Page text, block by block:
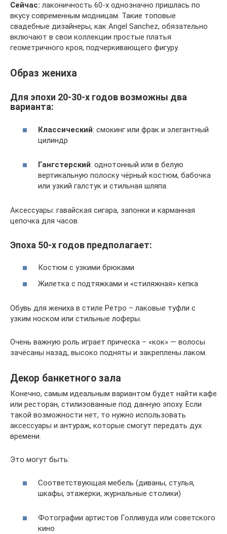
Сейчас: лаконичность 60-х однозначно пришлась по
вкусу современным модницам. Такие топовые
свадебные дизайнеры, как Angel Sanchez, обязательно
включают в свои коллекции простые платья
геометричного кроя, подчеркивающего фигуру.
Образ жениха
Для эпохи 20-30-х годов возможны два
варианта:
Классический: смокинг или фрак и элегантный
цилиндр
Гангстерский: однотонный или в белую
вертикальную полоску чёрный костюм, бабочка
или узкий галстук и стильная шляпа.
Аксессуары: гавайская сигара, запонки и карманная
цепочка для часов.
Эпоха 50-х годов предполагает:
Костюм с узкими брюками
Жилетка с подтяжками и «стиляжная» кепка
Обувь для жениха в стиле Ретро – лаковые туфли с
узким носком или стильные лоферы.
Очень важную роль играет прическа – «кок» — волосы
зачёсаны назад, высоко подняты и закреплены лаком.
Декор банкетного зала
Конечно, самым идеальным вариантом будет найти кафе
или ресторан, стилизованные под данную эпоху. Если
такой возможности нет, то нужно использовать
аксессуары и антураж, которые смогут передать дух
времени.
Это могут быть:
Соответствующая мебель (диваны, стулья,
шкафы, этажерки, журнальные столики)
Фотографии артистов Голливуда или советского
кино